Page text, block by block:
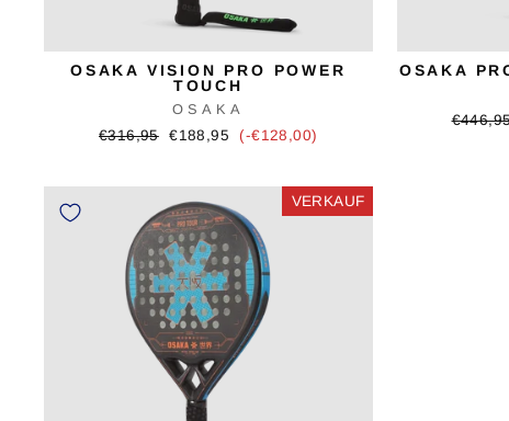
OSAKA VISION PRO POWER
TOUCH
OSAKA
Ursprünglicher
€316,95 Verkaufspreis
€188,95 (-€128,00)
OSAKA
VERKAUF